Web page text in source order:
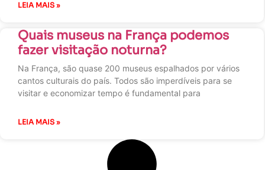
LEIA MAIS »
Quais museus na França podemos
fazer visitação noturna?
Na França, são quase 200 museus espalhados por vários
cantos culturais do país. Todos são imperdíveis para se
visitar e economizar tempo é fundamental para
LEIA MAIS »